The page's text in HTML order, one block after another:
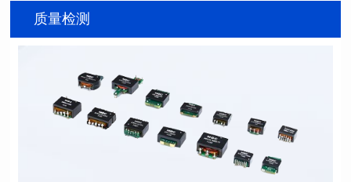
封装尺寸: 13.3*10.0*9.0
封装类型: SMT
功率 (Watts): 1
圈比: 1:0.119
应用类型: POE
封装类型: SMT
应用类型: POE
质量检测